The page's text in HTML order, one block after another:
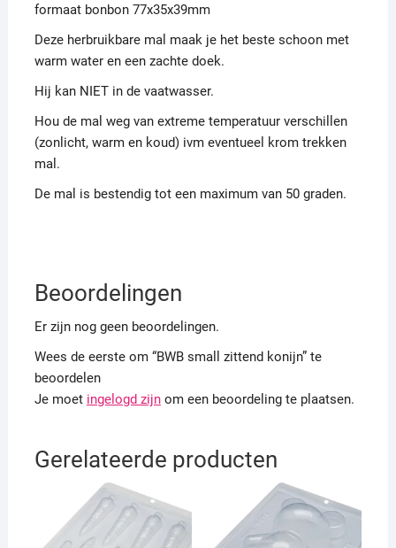
formaat bonbon 77x35x39mm
Deze herbruikbare mal maak je het beste schoon met
warm water en een zachte doek.
Hij kan NIET in de vaatwasser.
Hou de mal weg van extreme temperatuur verschillen
(zonlicht, warm en koud) ivm eventueel krom trekken
mal.
De mal is bestendig tot een maximum van 50 graden.
Beoordelingen
Er zijn nog geen beoordelingen.
Wees de eerste om “BWB small zittend konijn” te
beoordelen
Je moet ingelogd zijnom een beoordeling te plaatsen.
Gerelateerde producten